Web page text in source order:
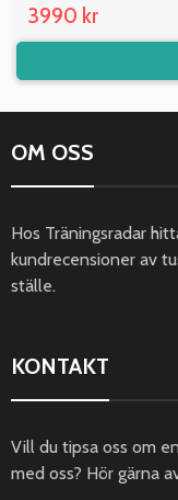
3990 kr
OM OSS
Hos Träningsradar
kundrecensioner av
ställe.
KONTAKT
Vill du tipsa oss om
med oss? Hör gärna